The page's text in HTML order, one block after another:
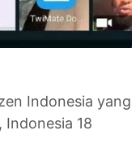
Indonesia yang
Indonesia 18